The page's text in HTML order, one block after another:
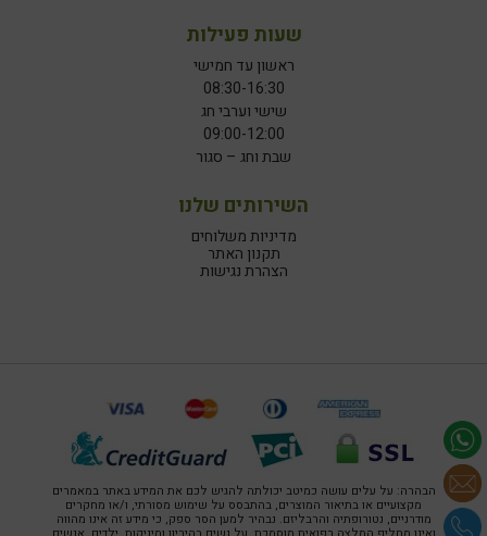
שעות פעילות
ראשון עד חמישי
08:30-16:30
שישי וערבי חג
09:00-12:00
שבת וחג – סגור
השירותים שלנו
מדיניות משלוחים
תקנון האתר
הצהרת נגישות
הבהרה: על עלים עושה כמיטב יכולתה להגיש לכם את המידע באתר במאמרים
מקצועיים או בתיאור המוצרים, בהתבסס על שימוש מסורתי, ו/או מחקרים
מודרניים, נטורופתיה והרבליזם. נבהיר למען הסר ספק, כי מידע זה אינו מהווה